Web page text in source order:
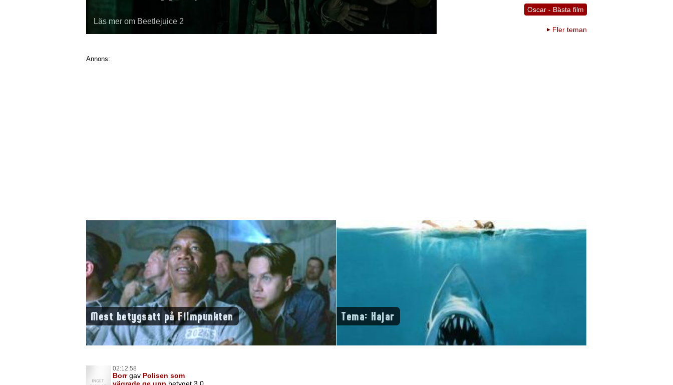
Läs mer om Beetlejuice 2
Oscar - Bästa film
Fler teman
Annons:
Mest betygsatt på Filmpunkten Tema: Hajar
02:12:58
Borrgav Polisen som
vägrade ge upp betyget 3,0